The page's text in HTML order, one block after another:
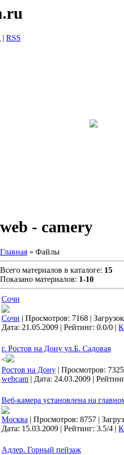
| RSS
web - camery
Главная » Файлы
Всего материалов в каталоге: 15
Показано материалов: 1-10
Сочи
Сочи | Просмотров: 7168 |
Дата: 21.05.2009 | Рейтинг: 0.0/0 |
г. Ростов на Дону ул.Б. Садовая
<
Ростов на Дону | Просмотров:
webcam | Дата: 24.03.2009 |
Веб-камера установлена на
Москва | Просмотров: 8757 |
Дата: 15.03.2009 | Рейтинг: 3.5/4 |
Адлер. Горный пейзаж